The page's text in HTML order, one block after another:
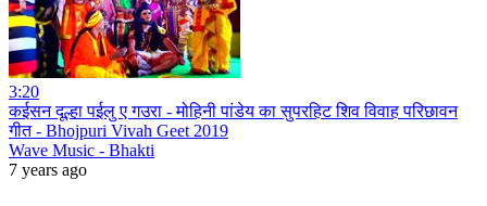
3:20
कईसन दूल्हा पईलु ए गउरा - मोहिनी पांडेय का सुपरहिट शिव विवाह परिछावन
गीत - Bhojpuri Vivah Geet 2019
Wave Music - Bhakti
7 years ago